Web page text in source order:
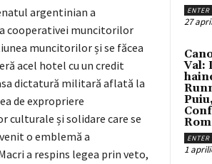
argentinian a
cooperativei muncitorilor
muncitorilor și se făcea
acel hotel cu un credit
dictatură militară aflată la
de expropriere
și solidare care se
o emblemă a
a respins legea prin veto,
ENTER
27
Val:
ENTER
1